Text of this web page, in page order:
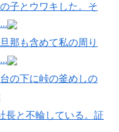
子とウワキした。そ
那も含めて私の周り
の下に峠の釜めしの
長と不輪している。証